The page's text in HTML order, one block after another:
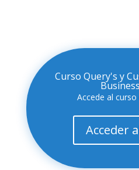
Curso Query's y
Accede al
Acceder